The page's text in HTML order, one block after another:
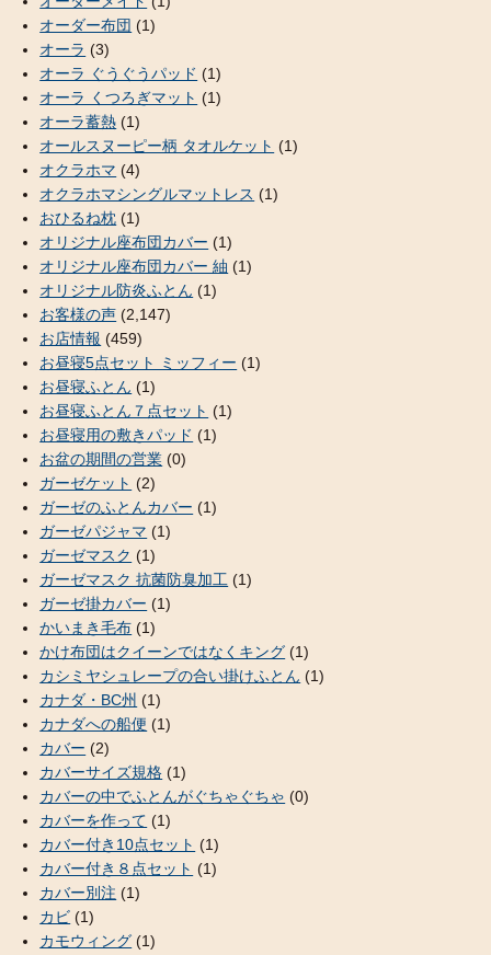
オーダー布団 (1)
オーラ (3)
オーラ ぐうぐうパッド (1)
オーラ くつろぎマット (1)
オーラ蓄熱 (1)
オールスヌーピー柄 タオルケット (1)
オクラホマ (4)
オクラホマシングルマットレス (1)
おひるね枕 (1)
オリジナル座布団カバー (1)
オリジナル座布団カバー 紬 (1)
オリジナル防炎ふとん (1)
お客様の声 (2,147)
お店情報 (459)
お昼寝5点セット ミッフィー (1)
お昼寝ふとん (1)
お昼寝ふとん７点セット (1)
お昼寝用の敷きパッド (1)
お盆の期間の営業 (0)
ガーゼケット (2)
ガーゼのふとんカバー (1)
ガーゼパジャマ (1)
ガーゼマスク (1)
ガーゼマスク 抗菌防臭加工 (1)
ガーゼ掛カバー (1)
かいまき毛布 (1)
かけ布団はクイーンではなくキング (1)
カシミヤシュレープの合い掛けふとん (1)
カナダ・BC州 (1)
カナダへの船便 (1)
カバー (2)
カバーサイズ規格 (1)
カバーの中でふとんがぐちゃぐちゃ (0)
カバーを作って (1)
カバー付き10点セット (1)
カバー付き８点セット (1)
カバー別注 (1)
カビ (1)
カモウィング (1)